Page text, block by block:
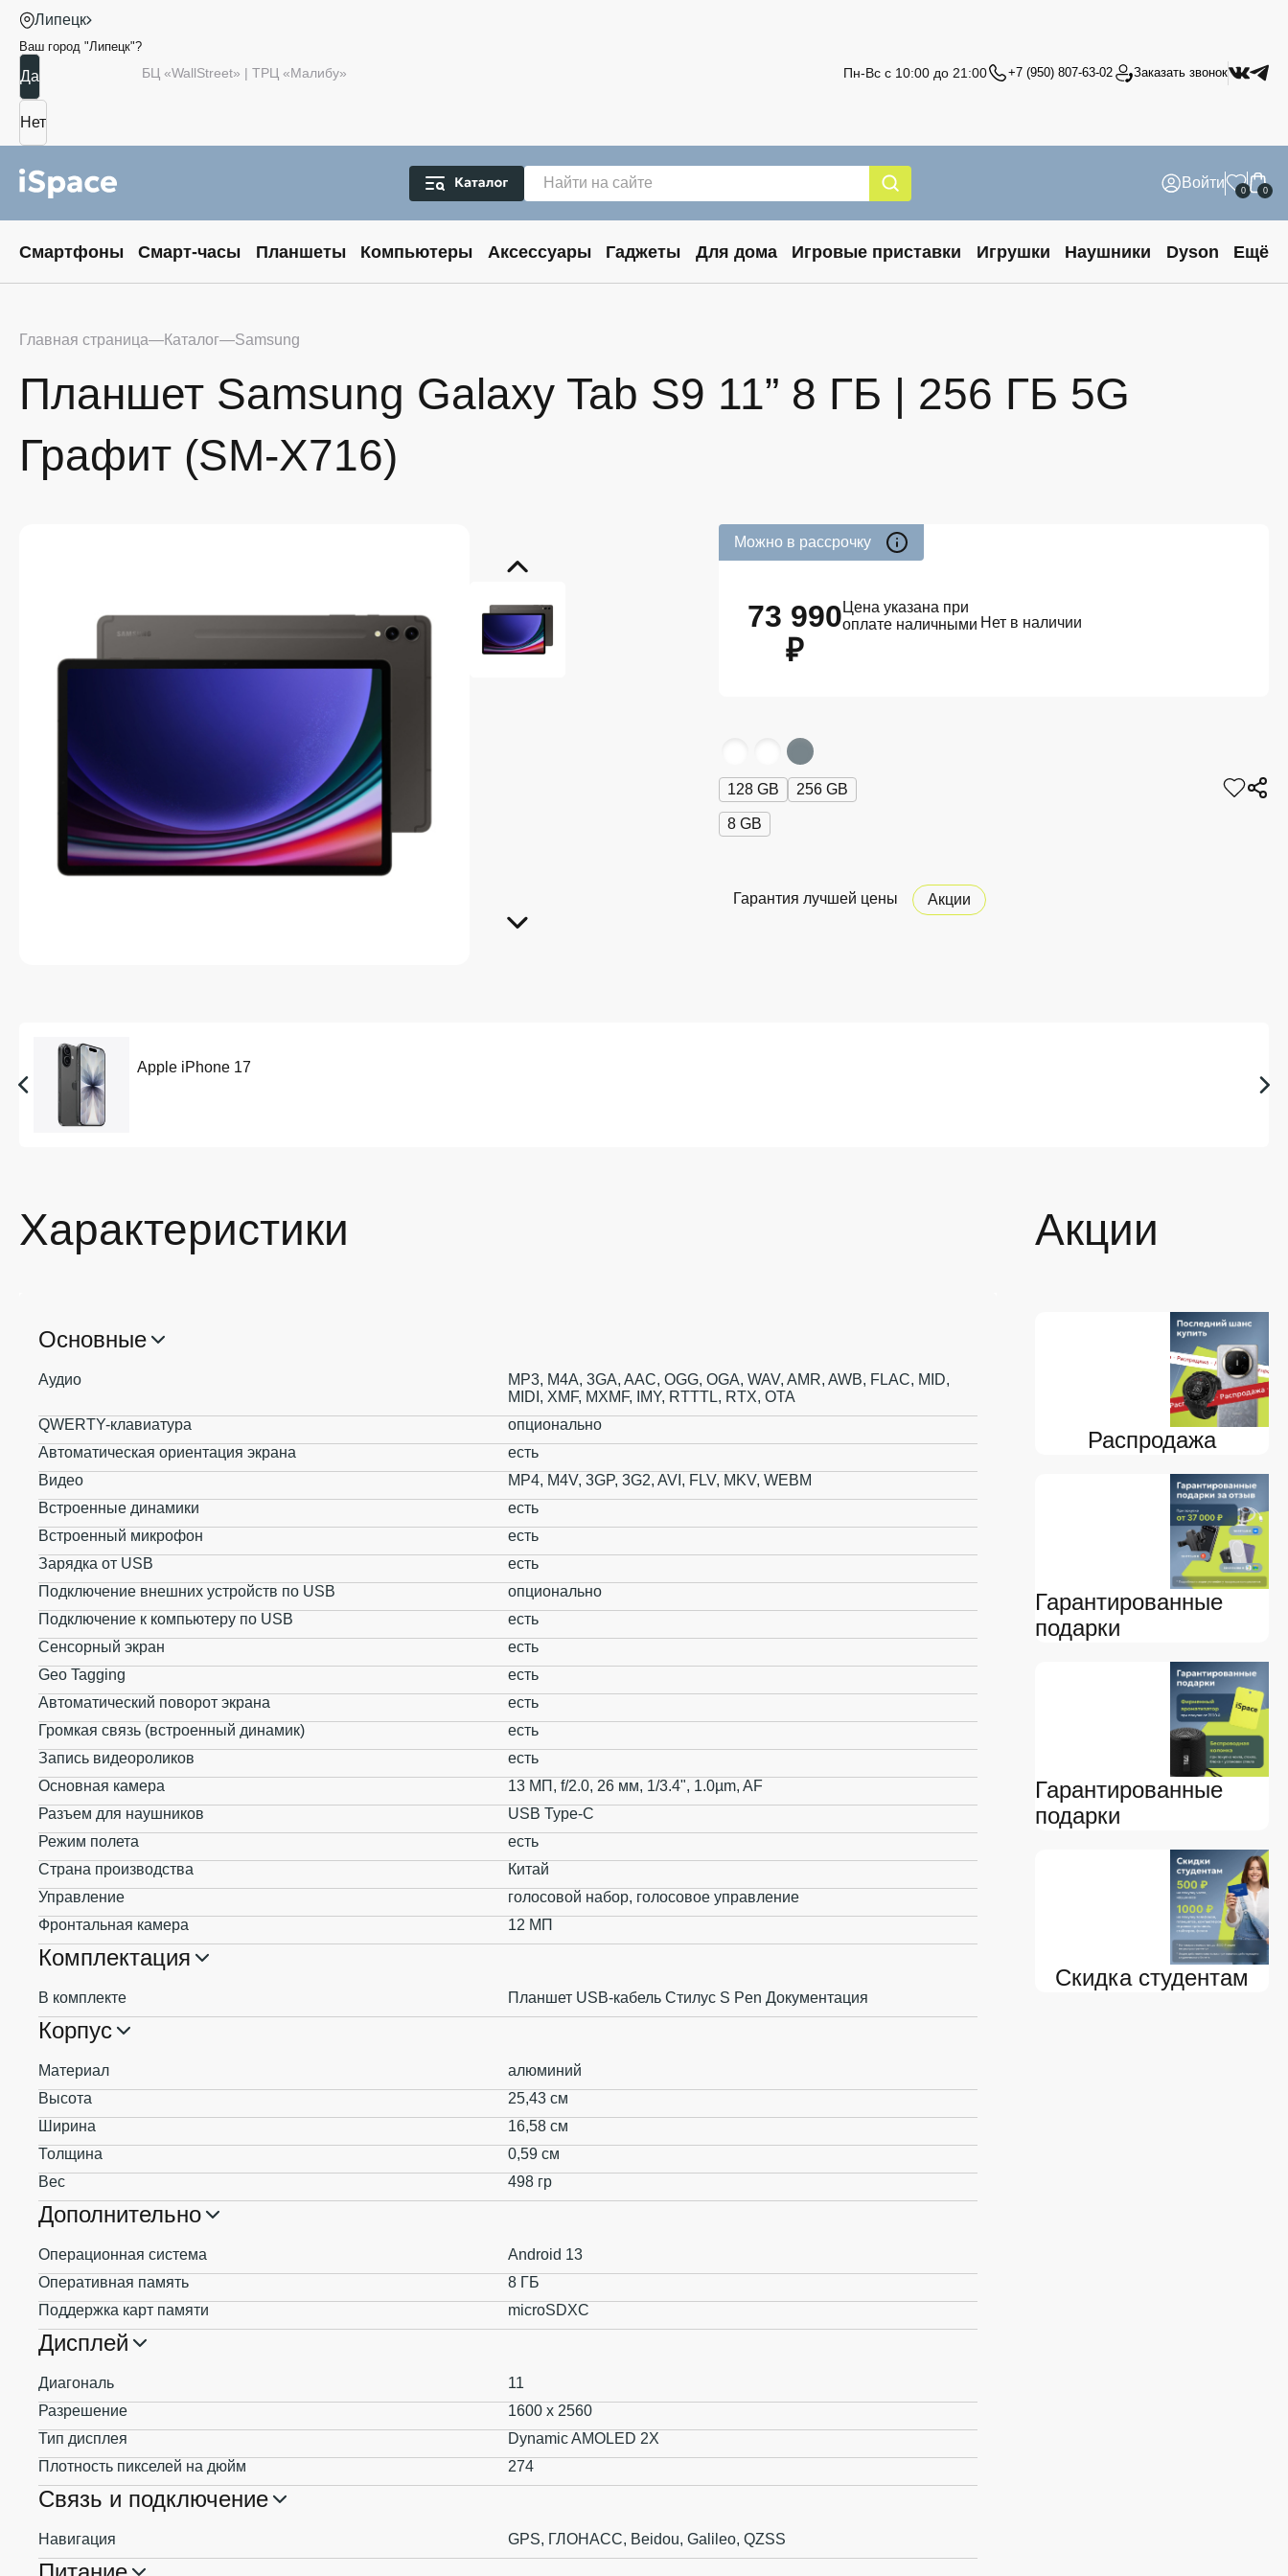
Липецк
Ваш город "Липецк"?
БЦ «WallStreet» | ТРЦ «Малибу» Пн-Вс с 10:00 до 21:00 +7 (950) 807-63-02 Заказать звонок
Войти 0 0
Смартфоны Смарт-часы Планшеты Компьютеры Аксессуары Гаджеты Для дома Игровые приставки Игрушки Наушники Dyson Ещё
Главная страница Каталог Samsung
Планшет Samsung Galaxy Tab S9 11” 8 ГБ | 256 ГБ 5G
Графит (SM-X716)
Можно в рассрочку
73 990
₽
Цена указана при
оплате наличными Нет в наличии
128 GB 256 GB
8 GB
Гарантия лучшей цены Акции
Apple iPhone 17
Акции
Распродажа
Гарантированные
подарки
Гарантированные
подарки
Скидка студентам
Характеристики
Основные
Аудио
MP3, M4A, 3GA, AAC, OGG, OGA, WAV, AMR, AWB, FLAC, MID,
MIDI, XMF, MXMF, IMY, RTTTL, RTX, OTA
QWERTY-клавиатура
опционально
Автоматическая ориентация экрана
есть
Видео
MP4, M4V, 3GP, 3G2, AVI, FLV, MKV, WEBM
Встроенные динамики
есть
Встроенный микрофон
есть
Зарядка от USB
есть
Подключение внешних устройств по USB
опционально
Подключение к компьютеру по USB
есть
Сенсорный экран
есть
Geo Tagging
есть
Автоматический поворот экрана
есть
Громкая связь (встроенный динамик)
есть
Запись видеороликов
есть
Основная камера
13 МП, f/2.0, 26 мм, 1/3.4", 1.0µm, AF
Разъем для наушников
USB Type-C
Режим полета
есть
Страна производства
Китай
Управление
голосовой набор, голосовое управление
Фронтальная камера
12 МП
Комплектация
В комплекте Планшет USB-кабель Стилус S Pen Документация
Корпус
Материал
алюминий
Высота
25,43 см
Ширина
16,58 см
Толщина
0,59 см
Вес
498 гр
Дополнительно
Операционная система
Android 13
Оперативная память
8 ГБ
Поддержка карт памяти
microSDXC
Дисплей
Диагональ
11
Разрешение
1600 x 2560
Тип дисплея
Dynamic AMOLED 2X
Плотность пикселей на дюйм
274
Связь и подключение
Навигация GPS, ГЛОНАСС, Beidou, Galileo, QZSS